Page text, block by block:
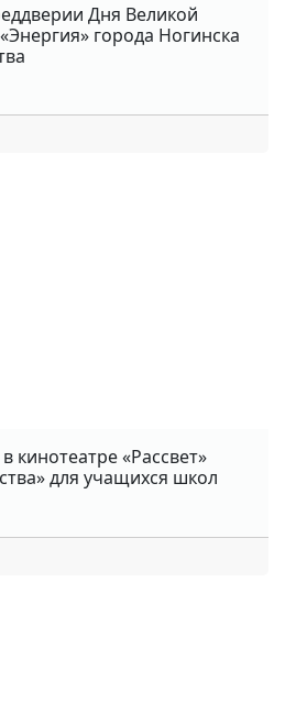
Дня Великой
города Ногинска
кинотеатре «Рассвет»
для учащихся школ